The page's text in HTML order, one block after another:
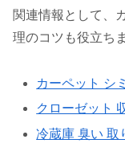
関連情報として、
理のコツも役立ち
カーペット シ
クローゼット
冷蔵庫 臭い 取